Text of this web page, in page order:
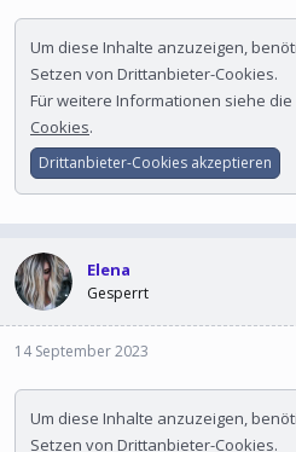
Um diese Inhalte anzuzeigen,
Setzen von Drittanbieter-Cookies.
Für weitere Informationen siehe die
Cookies.
Drittanbieter-Cookies akzeptieren
Elena
Gesperrt
14 September 2023
Um diese Inhalte anzuzeigen,
Setzen von Drittanbieter-Cookies.